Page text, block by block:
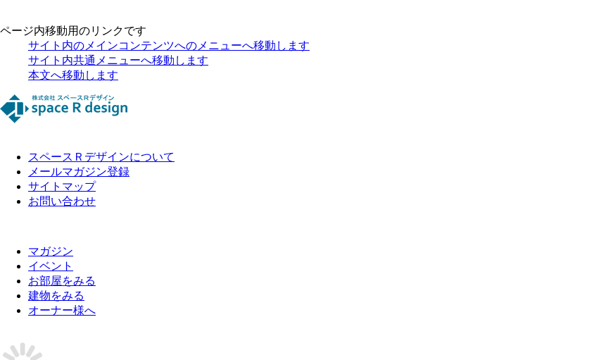
ページ内移動用のリンクです
サイト内のメインコンテンツへのメニューへ移動します
サイト内共通メニューへ移動します
本文へ移動します
スペースＲデザインについて
メールマガジン登録
サイトマップ
お問い合わせ
マガジン
イベント
お部屋をみる
建物をみる
オーナー様へ